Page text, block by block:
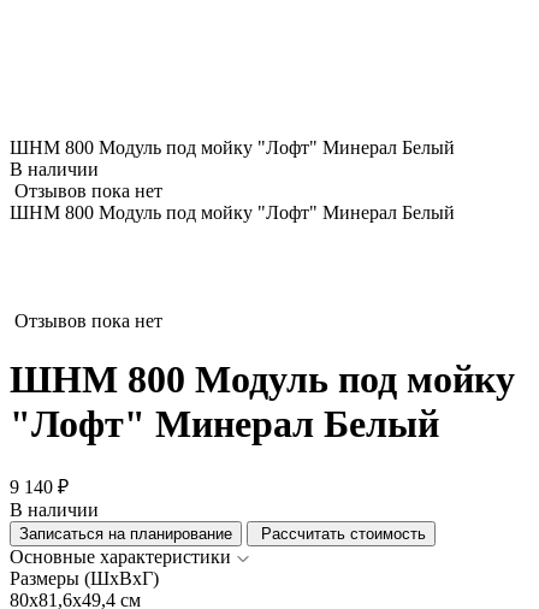
ШНМ 800 Модуль под мойку "Лофт" Минерал Белый
В наличии
Отзывов пока нет
ШНМ 800 Модуль под мойку "Лофт" Минерал Белый
Отзывов пока нет
ШНМ 800 Модуль под мойку
"Лофт" Минерал Белый
9 140 ₽
В наличии
Записаться на планирование Рассчитать стоимость
Основные характеристики
Размеры (ШхВхГ)
80x81,6x49,4 см